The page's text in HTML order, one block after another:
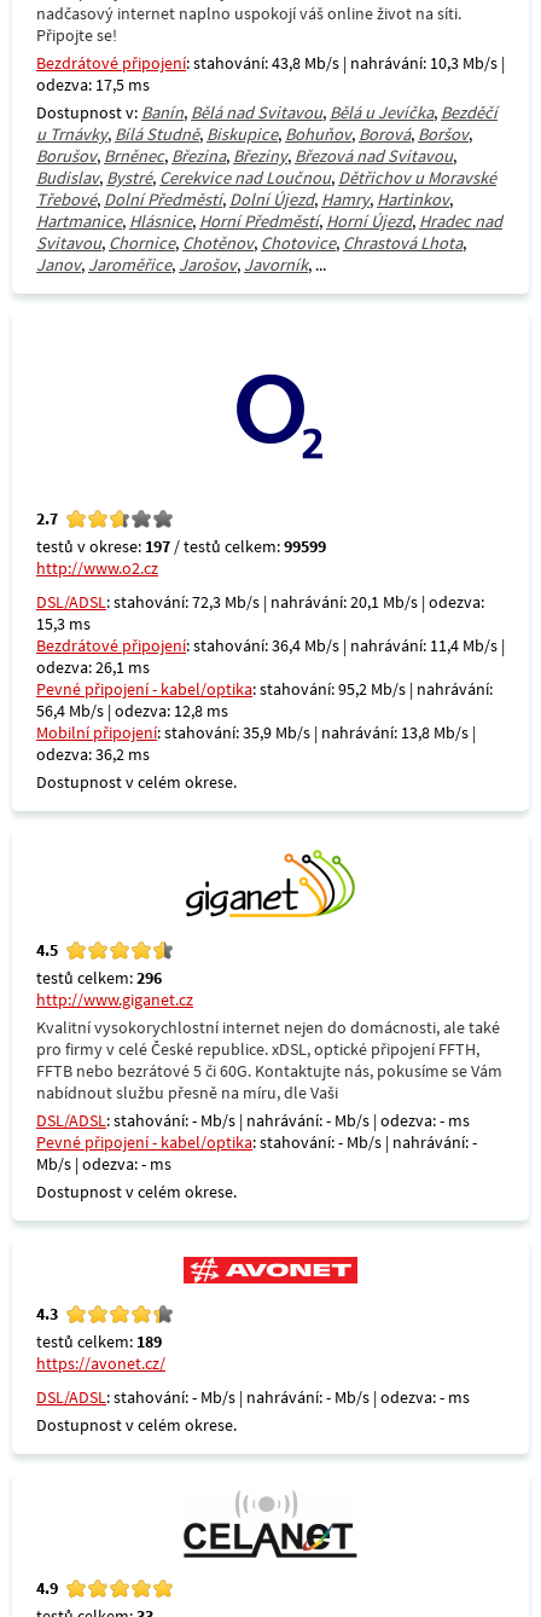
nadčasový internet naplno uspokojí váš online život na síti.
Připojte se!
Bezdrátové připojení: stahování: 43,8 Mb/s | nahrávání: 10,3 Mb/s |
odezva: 17,5 ms
Dostupnost v: Banín, Bělá nad Svitavou, Bělá u Jevíčka, Bezděčí
u Trnávky, Bílá Studně, Biskupice, Bohuňov, Borová, Boršov,
Borušov, Brněnec, Březina, Březiny, Březová nad Svitavou,
Budislav, Bystré, Cerekvice nad Loučnou, Dětřichov u Moravské
Třebové, Dolní Předměstí, Dolní Újezd, Hamry, Hartinkov,
Hartmanice, Hlásnice, Horní Předměstí, Horní Újezd, Hradec nad
Svitavou, Chornice, Chotěnov, Chotovice, Chrastová Lhota,
Janov, Jaroměřice, Jarošov, Javorník, ...
2.7
testů v okrese: 197 / testů celkem:99599
http://www.o2.cz
DSL/ADSL: stahování: 72,3 Mb/s | nahrávání: 20,1 Mb/s | odezva:
15,3 ms
Bezdrátové připojení: stahování: 36,4 Mb/s | nahrávání: 11,4 Mb/s |
odezva: 26,1 ms
Pevné připojení - kabel/optika: stahování: 95,2 Mb/s | nahrávání:
56,4 Mb/s | odezva: 12,8 ms
Mobilní připojení: stahování: 35,9 Mb/s | nahrávání: 13,8 Mb/s |
odezva: 36,2 ms
Dostupnost v celém okrese.
4.5
testů celkem:296
http://www.giganet.cz
Kvalitní vysokorychlostní internet nejen do domácnosti, ale také
pro firmy v celé České republice. xDSL, optické připojení FFTH,
FFTB nebo bezrátové 5 či 60G. Kontaktujte nás, pokusíme se Vám
nabídnout službu přesně na míru, dle Vaši
DSL/ADSL: stahování: - Mb/s | nahrávání: - Mb/s | odezva: - ms
Pevné připojení - kabel/optika: stahování: - Mb/s | nahrávání: -
Mb/s | odezva: - ms
Dostupnost v celém okrese.
4.3
testů celkem: 189
https://avonet.cz/
DSL/ADSL: stahování: - Mb/s | nahrávání: - Mb/s | odezva: - ms
Dostupnost v celém okrese.
4.9